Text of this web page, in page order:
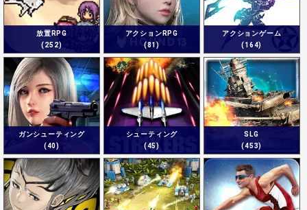
放置RPG
(252)
アクションRPG
(81)
アクションゲーム
(164)
ガンシューティング
(40)
シューティング
(45)
SLG
(453)